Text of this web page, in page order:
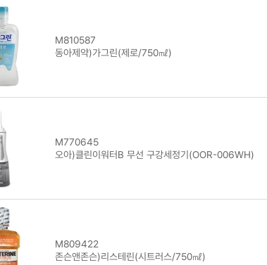
M810587
동아제약)가그린(제로/750㎖)
M770645
오아)클린이워터B 무선 구강세정기(OOR-006WH)
M809422
존슨앤존슨)리스테린(시트러스/750㎖)